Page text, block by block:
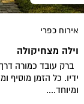
אירוח כפרי
וילה מצחיקולה
ברק עובד כמורה
ידיו. כל הזמן מוסיף
ומיוחד....